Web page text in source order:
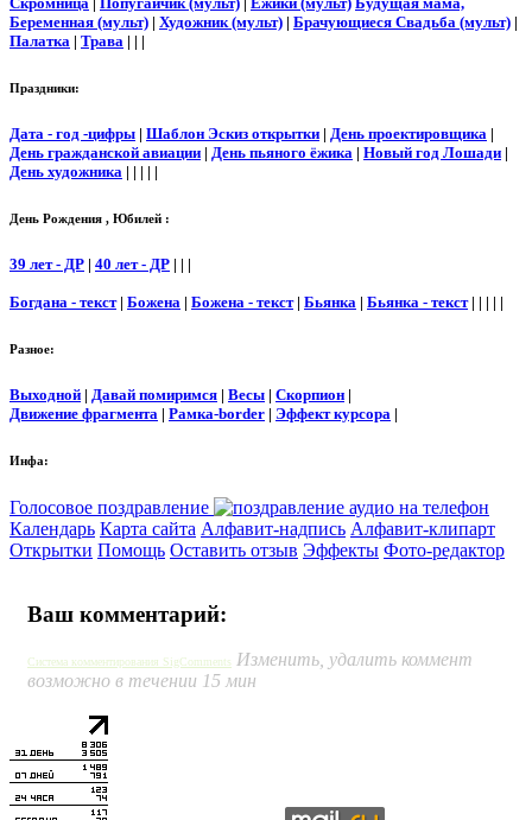
Беременная (мульт) | Художник (мульт) | Брачующиеся Свадьба (мульт) |
Палатка | Трава | | |
Праздники:
Дата - год -цифры | Шаблон Эскиз открытки | День проектировщика |
День гражданской авиации | День пьяного ёжика | Новый год Лошади |
День художника | | | | |
День Рождения , Юбилей :
39 лет - ДР | 40 лет - ДР | | |
Богдана - текст| Божена | Божена - текст| Бьянка | Бьянка - текст| | | | |
Разное:
Выходной | Давай помиримся | Весы | Скорпион |
Движение фрагмента | Рамка-border | Эффект курсора |
Инфа:
Голосовое поздравление
Календарь Карта сайта Алфавит-надпись Алфавит-клипарт
Открытки Помощь Оставить отзыв Эффекты Фото-редактор
Ваш комментарий:
Система комментирования SigComments Изменить, удалить коммент
возможно в течении 15 мин